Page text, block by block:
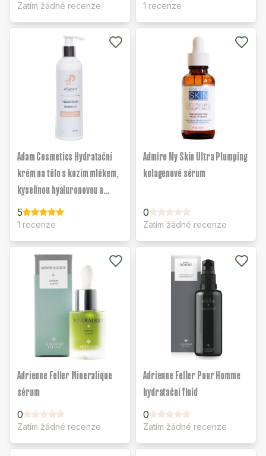
Zatím žádné recenze 1 recenze
Adam Cosmetics Hydratační
krém na tělo s kozím mlékem,
kyselinou hyaluronovou a
panthenolem
5
1 recenze
Admire My Skin Ultra Plumping
kolagenové sérum
0
Zatím žádné recenze
Adrienne Feller Mineralique
sérum
0
Zatím žádné recenze
Adrienne Feller Pour Homme
hydratační fluid
0
Zatím žádné recenze